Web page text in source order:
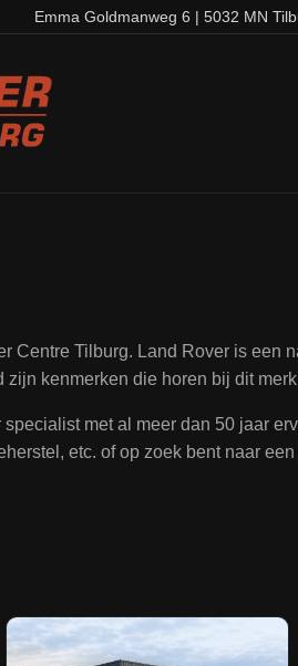
Emma Goldmanweg 6 | 5032 MN
Centre Tilburg. Land Rover is een
zijn kenmerken die horen bij dit merk
met al meer dan 50 jaar
etc. of op zoek bent naar